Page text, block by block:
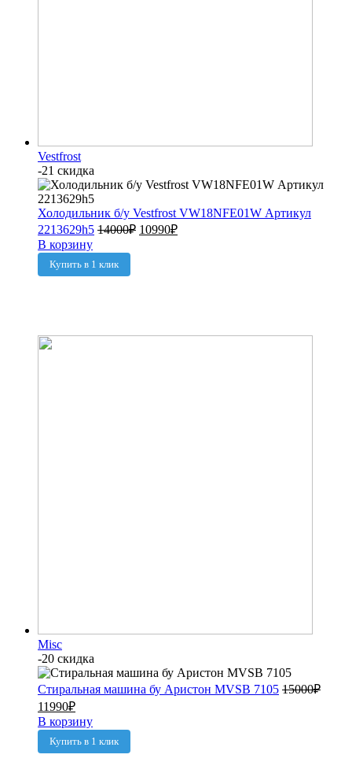
Vestfrost
-21 скидка
Холодильник б/у Vestfrost VW18NFE01W Артикул
2213629h5 14000₽ 10990₽
В корзину
Купить в 1 клик
Misc
-20 скидка
Стиральная машина бу Аристон MVSB 7105 15000₽
11990₽
В корзину
Купить в 1 клик